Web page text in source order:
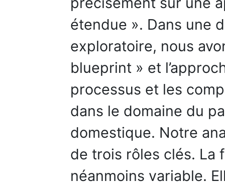
étendue ». Dans une
exploratoire, nous
blueprint » et
processus et les
dans le domaine du
domestique. Notre
de trois rôles clés. La
néanmoins variable.